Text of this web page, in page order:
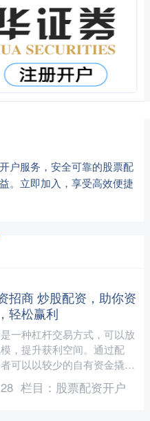
户服务，安全可靠的股票配
。立即加入，享受高效便捷
招商 炒股配资，助你资
轻松赢利
一种杠杆交易方式，可以放
，提升获利空间。通过配
可以以较少的自有资金撬动
，从而获得更高的收益。
，STA受到监管....
栏目： 股票配资开户